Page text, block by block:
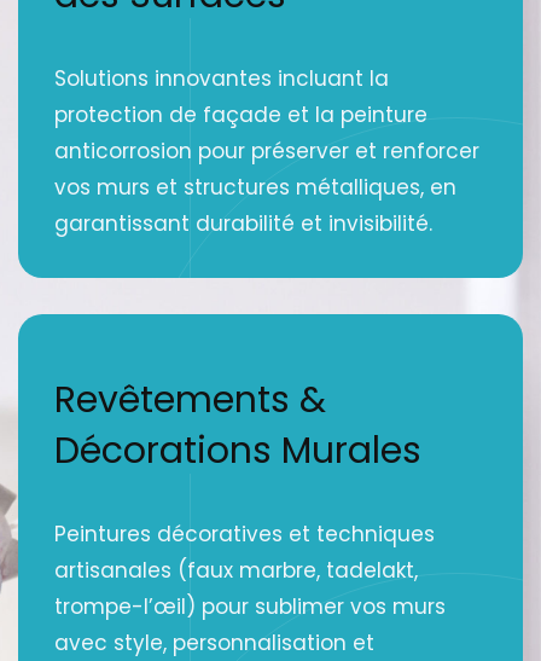
Solutions innovantes incluant la
protection de façade et la peinture
anticorrosion pour préserver et renforcer
vos murs et structures métalliques, en
garantissant durabilité et invisibilité.
Revêtements &
Décorations Murales
Peintures décoratives et techniques
artisanales (faux marbre, tadelakt,
trompe-l’œil) pour sublimer vos murs
avec style, personnalisation et